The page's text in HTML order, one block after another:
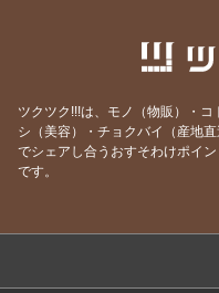
ツクツク!!!は、モノ（物販）・
シ（美容）・チョクバイ（産地
でシェアし合うおすそわけポイ
です。